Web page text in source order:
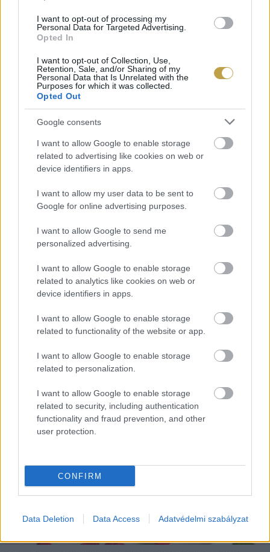
I want to opt-out of processing my
Personal Data for Targeted Advertising.
Opted In
I want to opt-out of Collection, Use,
Retention, Sale, and/or Sharing of my
Personal Data that Is Unrelated with the
Purposes for which it was collected.
Opted Out
Google consents
I want to allow Google to enable storage
related to advertising like cookies on web or
device identifiers in apps.
I want to allow my user data to be sent to
Google for online advertising purposes.
I want to allow Google to send me
personalized advertising.
I want to allow Google to enable storage
related to analytics like cookies on web or
device identifiers in apps.
I want to allow Google to enable storage
related to functionality of the website or app.
I want to allow Google to enable storage
related to personalization.
I want to allow Google to enable storage
related to security, including authentication
functionality and fraud prevention, and other
user protection.
CONFIRM
Data Deletion Data Access Adatvédelmi szabályzat
Címlapfotó: ÉTOILE
EZEK IS ÉRDEKELHETNEK